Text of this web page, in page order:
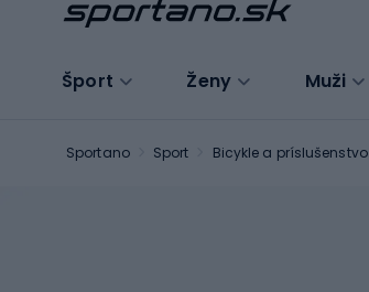
Šport Ženy Muži
Sportano Sport Bicykle a príslušenstvo